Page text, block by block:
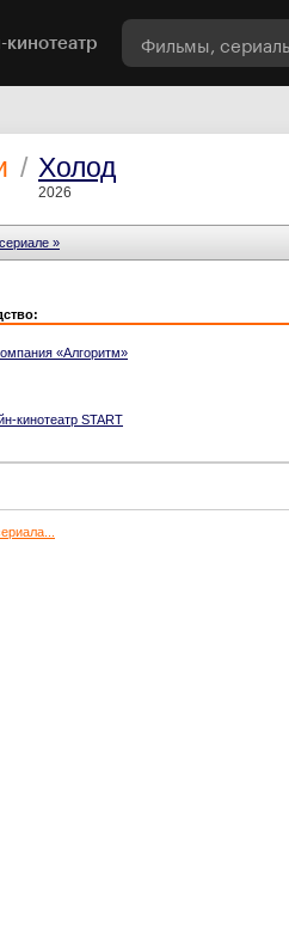
/ Холод
2026
»
«Алгоритм»
кинотеатр START